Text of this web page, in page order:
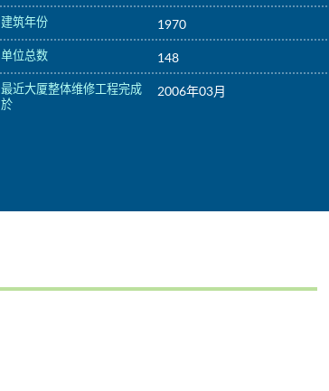
建筑年份 1970
单位总数 148
最近大厦整体维修工程完成
於
2006年03月